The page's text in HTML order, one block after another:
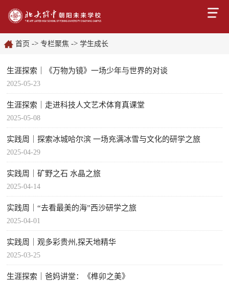
首页 -> 专栏聚焦 -> 学生成长
生涯探索｜《万物为镜》一场少年与世界的对谈
2025-05-23
生涯探索｜走进科技人文艺术体育真课堂
2025-05-08
实践周｜探索冰城哈尔滨 一场充满冰雪与文化的研学之旅
2025-04-29
实践周｜矿野之石 水晶之旅
2025-04-14
实践周｜“去看最美的海”西沙研学之旅
2025-04-01
实践周｜观多彩贵州,探天地精华
2025-03-25
生涯探索｜爸妈讲堂：《榫卯之美》